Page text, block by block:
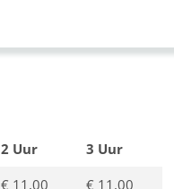
2 Uur 3 Uur
€ 11,00 € 11,00